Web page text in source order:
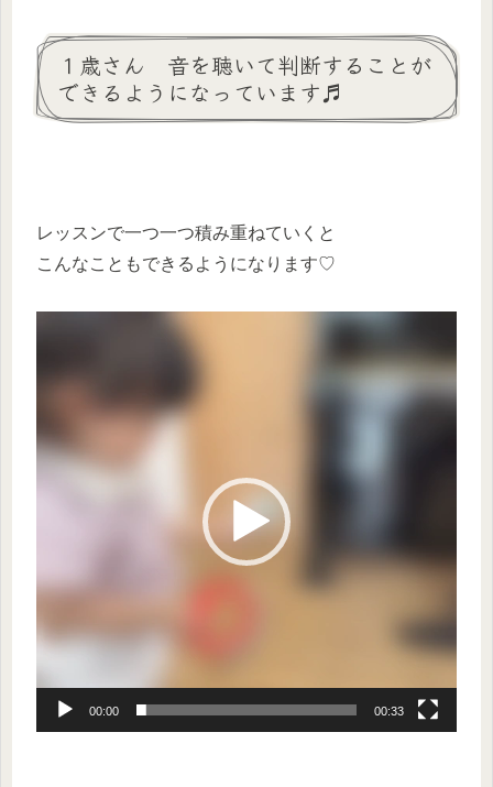
１歳さん 音を聴いて判断することが
できるようになっています♬
レッスンで一つ一つ積み重ねていくと
こんなこともできるようになります♡
ー
00:00 00:33